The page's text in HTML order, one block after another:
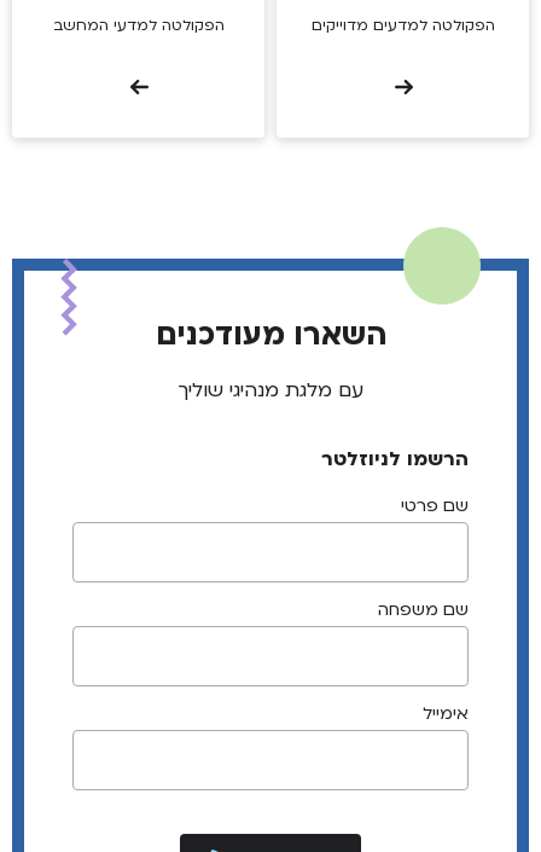
הפקולטה למדעים מדוייקים
הפקולטה למדעי המחשב
השארו מעודכנים
עם מלגת מנהיגי שוליך
הרשמו לניוזלטר
שם פרטי
שם משפחה
אימייל